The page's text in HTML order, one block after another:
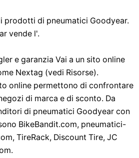
prodotti di pneumatici Goodyear.
vende l'.
e garanzia Vai a un sito online
Nextag (vedi Risorse).
online permettono di confrontare
di marca e di sconto. Da
di pneumatici Goodyear con
BikeBandit.com, pneumatici-
TireRack, Discount Tire, JC